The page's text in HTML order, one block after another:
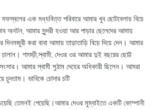
এক মধ্যবিত্ত পরিবারে আমার খুব ছোটবেলায় বিয়ে
অনটন, আমার সুন্দরী হওয়া আর পাড়ার ছেলেদের আমায়
করা বাবা আমায় তাড়াতাড়ি বিয়ে দিয়ে দেন। আমার
শাশুড়ী,স্বামী, দেওর ওর আমার দুই বছরের ছোট্ট
আমার স্বামী সুঠাম দেহের অধিকারী ছিলেন। আমরা
চুদতাম। ভাবিকে চোদার চটি
তেমনই পেয়েছি।আমার দেওর মুম্বাইতে একটি কোম্পানী